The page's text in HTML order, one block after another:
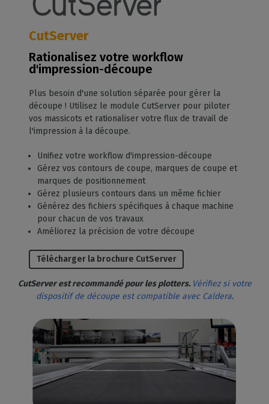
CutServer
Rationalisez votre workflow
d'impression-découpe
Plus besoin d'une solution séparée pour gérer la
découpe ! Utilisez le module CutServer pour piloter
vos massicots et rationaliser votre flux de travail de
l'impression à la découpe.
Unifiez votre workflow d'impression-découpe
Gérez vos contours de coupe, marques de coupe et
marques de positionnement
Gérez plusieurs contours dans un même fichier
Générez des fichiers spécifiques à chaque machine
pour chacun de vos travaux
Améliorez la précision de votre découpe
Télécharger la brochure CutServer
CutServer est recommandé pour les plotters. Vérifiez si votre
dispositif de découpe est compatible avec Caldera.